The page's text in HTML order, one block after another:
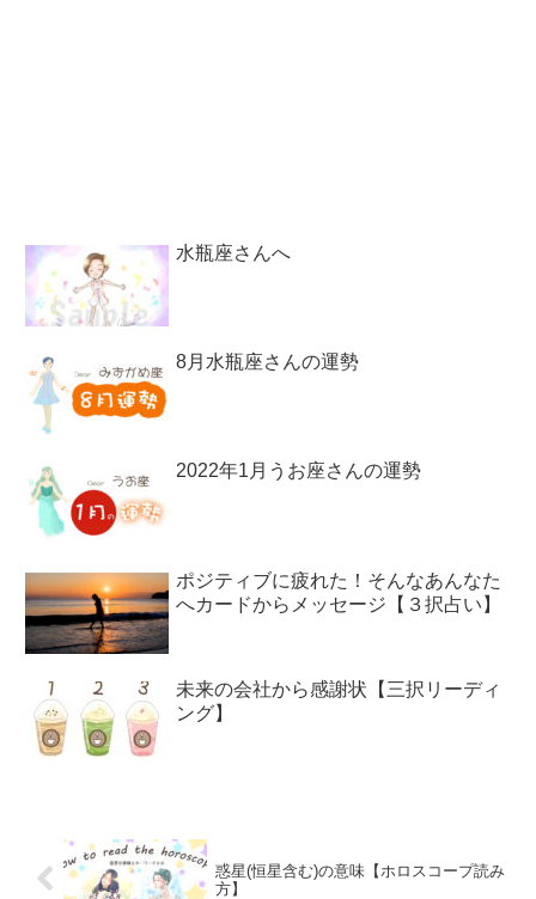
水瓶座さんへ
8月水瓶座さんの運勢
2022年1月うお座さんの運勢
ポジティブに疲れた！そんなあんなた
へカードからメッセージ【３択占い】
未来の会社から感謝状【三択リーディ
ング】
惑星(恒星含む)の意味【ホロスコープ読み
方】